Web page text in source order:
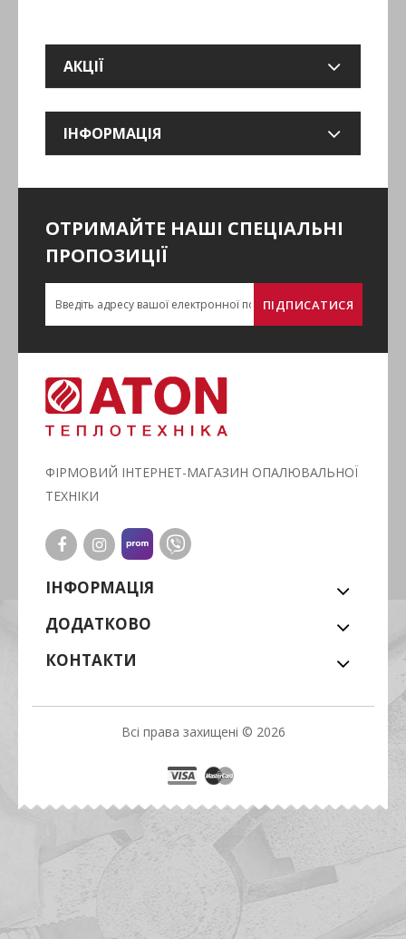
АКЦІЇ
ІНФОРМАЦІЯ
ОТРИМАЙТЕ НАШІ СПЕЦІАЛЬНІ
ПРОПОЗИЦІЇ
ПІДПИСАТИСЯ
ФІРМОВИЙ ІНТЕРНЕТ-МАГАЗИН ОПАЛЮВАЛЬНОЇ
ТЕХНІКИ
ІНФОРМАЦІЯ
ДОДАТКОВО
КОНТАКТИ
Всі права захищені © 2026